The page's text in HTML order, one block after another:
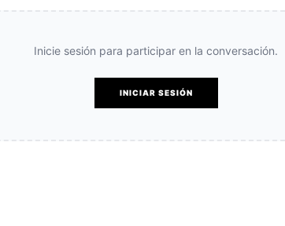
Inicie sesión para participar en la conversación.
INICIAR SESIÓN